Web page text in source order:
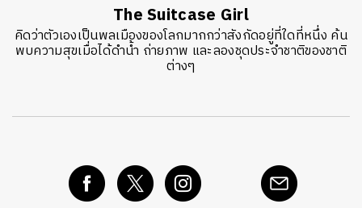
The Suitcase Girl
คิดว่าตัวเองเป็นพลเมืองของโลกมากกว่าสังกัดอยู่ที่ใดที่หนึ่ง ค้น
พบความสุขเมื่อได้ดำน้ำ ถ่ายภาพ และลองชุดประจำชาติของชาติ
ต่างๆ